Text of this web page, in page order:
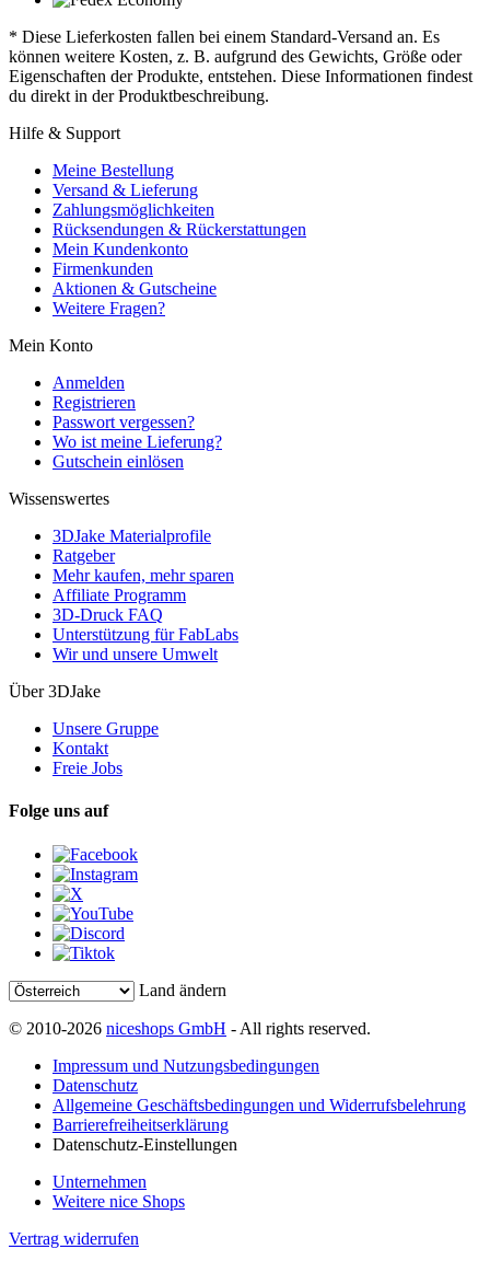
* Diese Lieferkosten fallen bei einem Standard-Versand an. Es
können weitere Kosten, z. B. aufgrund des Gewichts, Größe oder
Eigenschaften der Produkte, entstehen. Diese Informationen findest
du direkt in der Produktbeschreibung.
Hilfe & Support
Meine Bestellung
Versand & Lieferung
Zahlungsmöglichkeiten
Rücksendungen & Rückerstattungen
Mein Kundenkonto
Firmenkunden
Aktionen & Gutscheine
Weitere Fragen?
Mein Konto
Anmelden
Registrieren
Passwort vergessen?
Wo ist meine Lieferung?
Gutschein einlösen
Wissenswertes
3DJake Materialprofile
Ratgeber
Mehr kaufen, mehr sparen
Affiliate Programm
3D-Druck FAQ
Unterstützung für FabLabs
Wir und unsere Umwelt
Über 3DJake
Unsere Gruppe
Kontakt
Freie Jobs
Folge uns auf
Land ändern
© 2010-2026 niceshops GmbH - All rights reserved.
Impressum und Nutzungsbedingungen
Datenschutz
Allgemeine Geschäftsbedingungen und Widerrufsbelehrung
Barrierefreiheitserklärung
Datenschutz-Einstellungen
Unternehmen
Weitere nice Shops
Vertrag widerrufen